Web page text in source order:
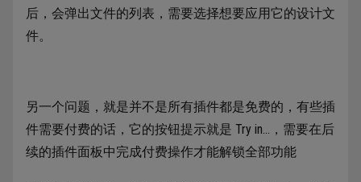
后，会弹出文件的列表，需要选择想要应用它的设计文
件。
另一个问题，就是并不是所有插件都是免费的，有些插
件需要付费的话，它的按钮提示就是 Try in…，需要在后
续的插件面板中完成付费操作才能解锁全部功能